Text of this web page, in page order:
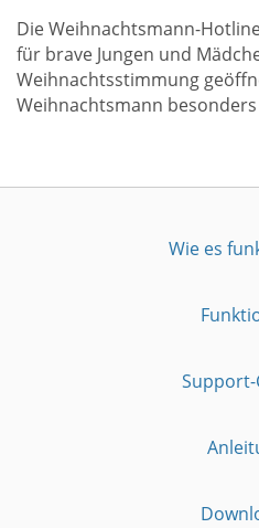
Die Weihnachtsmann-
für brave Jungen und
Weihnachtsstimmung
Weihnachtsmann
Wie es